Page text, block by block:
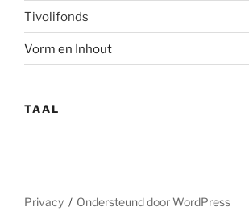
Tivolifonds
Vorm en Inhout
TAAL
Privacy Ondersteund door WordPress